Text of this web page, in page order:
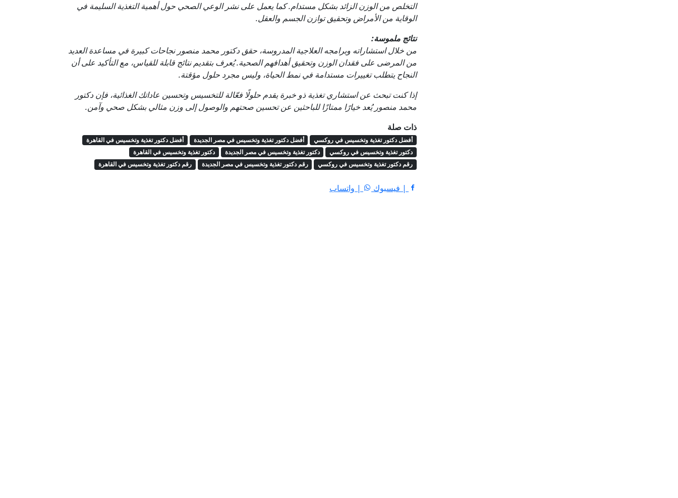
التخلص من الوزن الزائد بشكل مستدام. كما يعمل على نشر الوعي الصحي حول أهمية التغذية السليمة في
الوقاية من الأمراض وتحقيق توازن الجسم والعقل.
نتائج ملموسة:
من خلال استشاراته وبرامجه العلاجية المدروسة، حقق دكتور محمد منصور نجاحات كبيرة في مساعدة العديد
من المرضى على فقدان الوزن وتحقيق أهدافهم الصحية. يُعرف بتقديم نتائج قابلة للقياس، مع التأكيد على أن
النجاح يتطلب تغييرات مستدامة في نمط الحياة، وليس مجرد حلول مؤقتة.
إذا كنت تبحث عن استشاري تغذية ذو خبرة يقدم حلولًا فعّالة للتخسيس وتحسين عاداتك الغذائية، فإن دكتور
محمد منصور يُعد خيارًا ممتازًا للباحثين عن تحسين صحتهم والوصول إلى وزن مثالي بشكل صحي وآمن.
ذات صلة
أفضل دكتور تغذية وتخسيس في روكسي أفضل دكتور تغذية وتخسيس في مصر الجديدة
أفضل دكتور تغذية وتخسيس في القاهرة
دكتور تغذية وتخسيس في روكسي
دكتور تغذية وتخسيس في مصر الجديدة
دكتور تغذية وتخسيس في القاهرة
رقم دكتور تغذية وتخسيس في روكسي
رقم دكتور تغذية وتخسيس في مصر الجديدة رقم دكتور تغذية وتخسيس في القاهرة
| فيسبوك | واتساب